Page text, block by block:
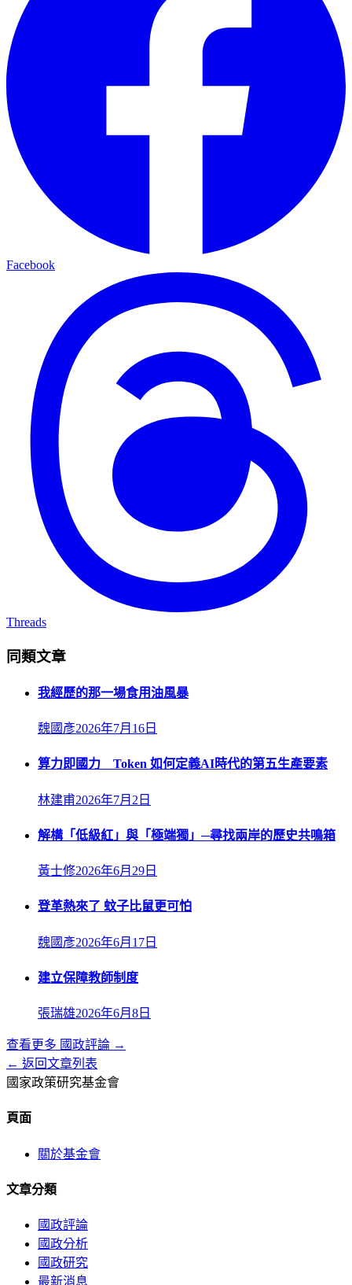
Facebook
Threads
同類文章
我經歷的那一場食用油風暴
魏國彥2026年7月16日
算力即國力 Token 如何定義AI時代的第五生產要素
林建甫2026年7月2日
解構「低級紅」與「極端獨」─尋找兩岸的歷史共鳴箱
黃士修2026年6月29日
登革熱來了 蚊子比鼠更可怕
魏國彥2026年6月17日
建立保障教師制度
張瑞雄2026年6月8日
查看更多 國政評論 →
← 返回文章列表
國家政策研究基金會
頁面
關於基金會
文章分類
國政評論
國政分析
國政研究
最新消息